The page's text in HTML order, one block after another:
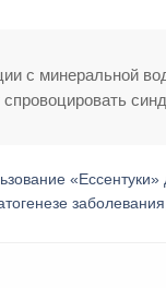
с минеральной